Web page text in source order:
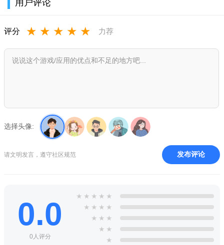
用户评论
评分 ★ ★ ★ ★ ★ 力荐
选择头像:
请文明发言，遵守社区规范 发布评论
0.0
0人评分
★ ★ ★ ★ ★
★ ★ ★ ★
★ ★ ★
★ ★
★